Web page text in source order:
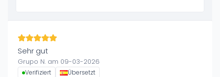
Sehr gut
Grupo N. am 09-03-2026
Verifiziert Übersetzt